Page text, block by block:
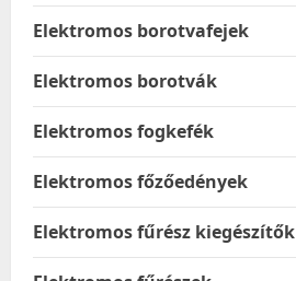
Elektromos borotvafejek
Elektromos borotvák
Elektromos fogkefék
Elektromos főzőedények
Elektromos fűrész kiegészítők